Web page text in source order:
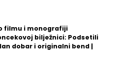
filmu i monografiji
bilježnici: Podsetili
dobar i originalni bend |